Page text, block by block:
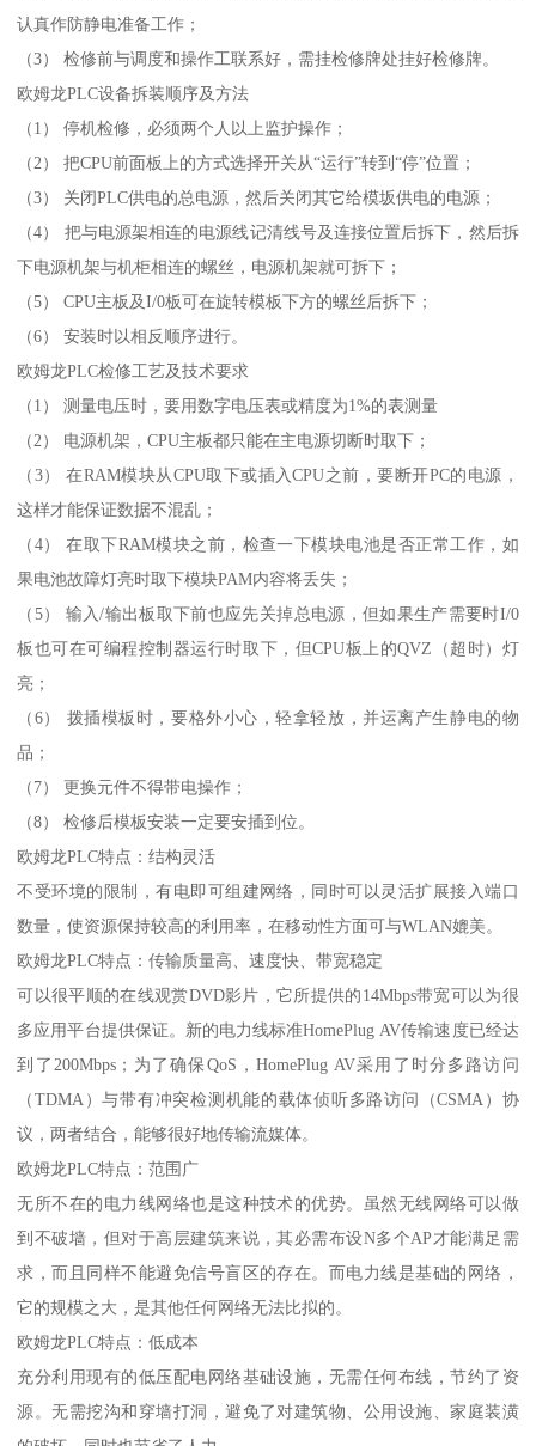
认真作防静电准备工作；
（3） 检修前与调度和操作工联系好，需挂检修牌处挂好检修牌。
欧姆龙PLC设备拆装顺序及方法
（1） 停机检修，必须两个人以上监护操作；
（2） 把CPU前面板上的方式选择开关从“运行”转到“停”位置；
（3） 关闭PLC供电的总电源，然后关闭其它给模坂供电的电源；
（4） 把与电源架相连的电源线记清线号及连接位置后拆下，然后拆
下电源机架与机柜相连的螺丝，电源机架就可拆下；
（5） CPU主板及I/0板可在旋转模板下方的螺丝后拆下；
（6） 安装时以相反顺序进行。
欧姆龙PLC检修工艺及技术要求
（1） 测量电压时，要用数字电压表或精度为1%的表测量
（2） 电源机架，CPU主板都只能在主电源切断时取下；
（3） 在RAM模块从CPU取下或插入CPU之前，要断开PC的电源，
这样才能保证数据不混乱；
（4） 在取下RAM模块之前，检查一下模块电池是否正常工作，如
果电池故障灯亮时取下模块PAM内容将丢失；
（5） 输入/输出板取下前也应先关掉总电源，但如果生产需要时I/0
板也可在可编程控制器运行时取下，但CPU板上的QVZ（超时）灯
亮；
（6） 拨插模板时，要格外小心，轻拿轻放，并运离产生静电的物
品；
（7） 更换元件不得带电操作；
（8） 检修后模板安装一定要安插到位。
欧姆龙PLC特点：结构灵活
不受环境的限制，有电即可组建网络，同时可以灵活扩展接入端口
数量，使资源保持较高的利用率，在移动性方面可与WLAN媲美。
欧姆龙PLC特点：传输质量高、速度快、带宽稳定
可以很平顺的在线观赏DVD影片，它所提供的14Mbps带宽可以为很
多应用平台提供保证。新的电力线标准HomePlug AV传输速度已经达
到了200Mbps；为了确保QoS，HomePlug AV采用了时分多路访问
（TDMA）与带有冲突检测机能的载体侦听多路访问（CSMA）协
议，两者结合，能够很好地传输流媒体。
欧姆龙PLC特点：范围广
无所不在的电力线网络也是这种技术的优势。虽然无线网络可以做
到不破墙，但对于高层建筑来说，其必需布设N多个AP才能满足需
求，而且同样不能避免信号盲区的存在。而电力线是基础的网络，
它的规模之大，是其他任何网络无法比拟的。
欧姆龙PLC特点：低成本
充分利用现有的低压配电网络基础设施，无需任何布线，节约了资
源。无需挖沟和穿墙打洞，避免了对建筑物、公用设施、家庭装潢